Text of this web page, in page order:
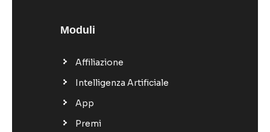
Moduli
Affiliazione
Intelligenza Artificiale
App
Premi